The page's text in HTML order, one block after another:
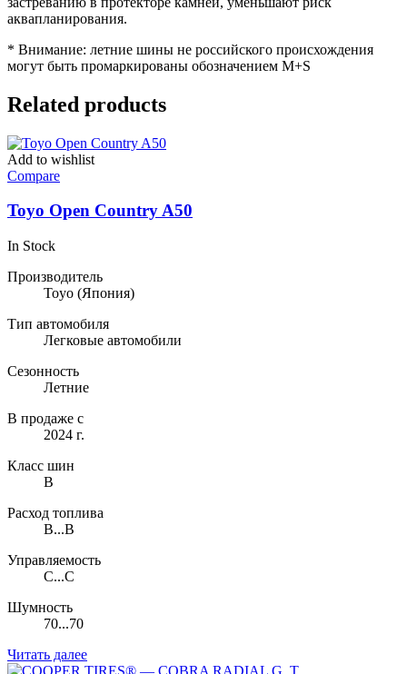
аквапланирования.
* Внимание: летние шины не российского происхождения
могут быть промаркированы обозначением M+S
Related products
Add to wishlist
Compare
Toyo Open Country A50
In Stock
Производитель
Toyo (Япония)
Тип автомобиля
Легковые автомобили
Сезонность
Летние
В продаже с
2024 г.
Класс шин
B
Расход топлива
B...B
Управляемость
C...C
Шумность
70...70
Читать далее